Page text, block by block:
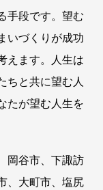
段です。望む
いづくりが成功
えます。人生は
ちと共に望む人
たが望む人生を
岡谷市、下諏訪
、大町市、塩尻